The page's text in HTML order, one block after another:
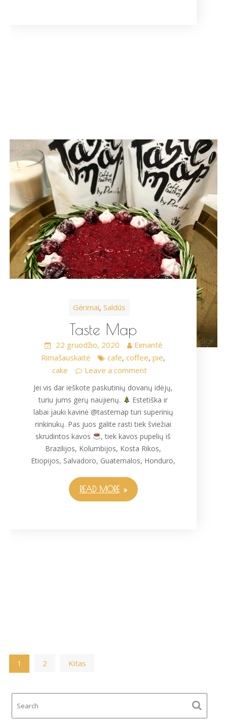
Gėrimai,Saldūs
Taste Map
22 gruodžio, 2020
Eimantė
Rimašauskaitė
cafe,coffee,pie,
cake Leave a comment
Jei vis dar ieškote paskutinių dovanų idėjų,
turiu jums gerų naujienų.
Estetiška ir
labai jauki kavinė @tastemap turi superinių
rinkinukų. Pas juos galite rasti tiek šviežiai
skrudintos kavos
, tiek kavos pupelių iš
Brazilijos, Kolumbijos, Kosta Rikos,
Etiopijos, Salvadoro, Guatemalos, Honduro,
READ MORE
Navigacija
tarp
įrašų
1 2 Kitas